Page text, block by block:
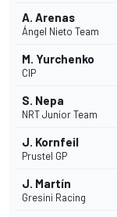
A. Arenas
Ángel Nieto Team
M. Yurchenko
CIP
S. Nepa
NRT Junior Team
J. Kornfeil
Prustel GP
J. Martín
Gresini Racing